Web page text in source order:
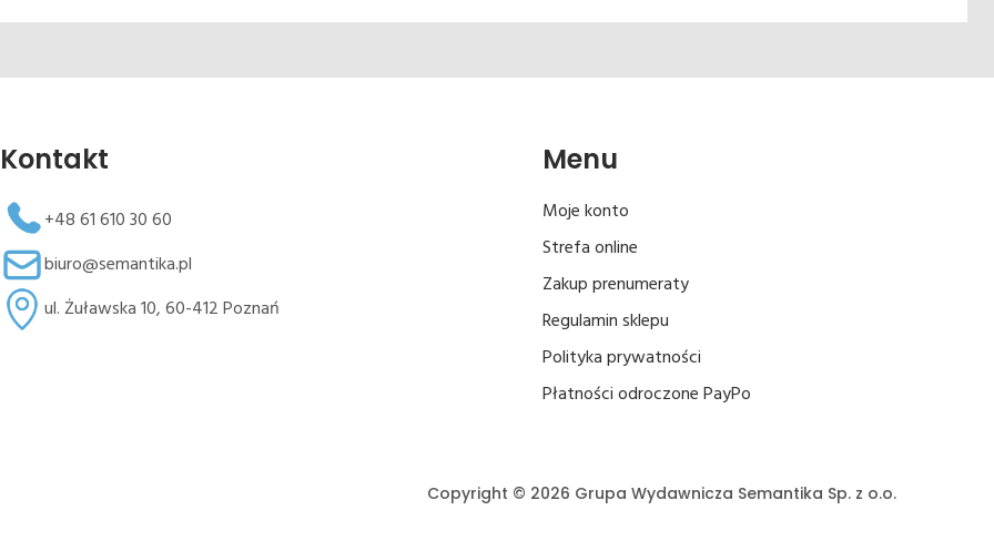
Kontakt
+48 61 610 30 60
biuro@semantika.pl
ul. Żuławska 10, 60-412 Poznań
Menu
Moje konto
Strefa online
Zakup prenumeraty
Regulamin sklepu
Polityka prywatności
Płatności odroczone PayPo
Copyright © 2026 Grupa Wydawnicza Semantika Sp. z o.o.